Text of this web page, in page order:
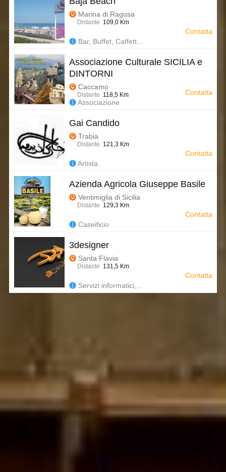
Marina di Ragusa
Distante 109,0 Km
Bar, Buffet, Caffett...
Contatta
Associazione Culturale SICILIA e
DINTORNI
Caccamo
Distante 118,5 Km
Associazione
Contatta
Gai Candido
Trabia
Distante 121,3 Km
Artista
Contatta
Azienda Agricola Giuseppe Basile
Ventimiglia di Sicilia
Distante 129,3 Km
Caseificio
Contatta
3designer
Santa Flavia
Distante 131,5 Km
Servizi informatici,...
Contatta